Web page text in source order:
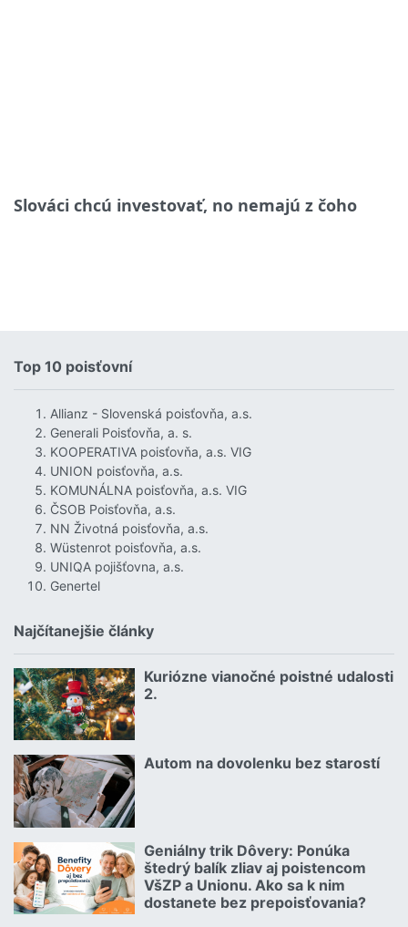
Slováci chcú investovať, no nemajú z čoho
Top 10 poisťovní
Allianz - Slovenská poisťovňa, a.s.
Generali Poisťovňa, a. s.
KOOPERATIVA poisťovňa, a.s. VIG
UNION poisťovňa, a.s.
KOMUNÁLNA poisťovňa, a.s. VIG
ČSOB Poisťovňa, a.s.
NN Životná poisťovňa, a.s.
Wüstenrot poisťovňa, a.s.
UNIQA pojišťovna, a.s.
Genertel
Najčítanejšie články
Kuriózne vianočné poistné udalosti
2.
18.12.2024 | | redakcia
Autom na dovolenku bez starostí
02.07.2026 |
Geniálny trik Dôvery: Ponúka
štedrý balík zliav aj poistencom
VšZP a Unionu. Ako sa k nim
dostanete bez prepoisťovania?
06.07.2026 | | redakcia